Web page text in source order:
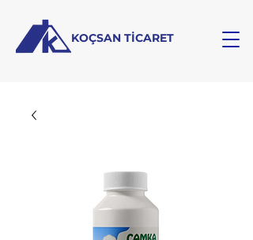
KOÇSAN TİCARET